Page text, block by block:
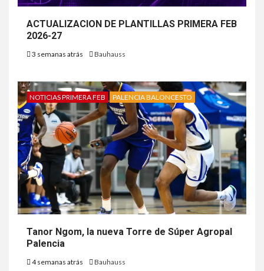
ACTUALIZACION DE PLANTILLAS PRIMERA FEB
2026-27
3 semanas atrás Bauhauss
NOTICIAS PRIMERA FEB PALENCIA BALONCESTO
Tanor Ngom, la nueva Torre de Súper Agropal
Palencia
4 semanas atrás Bauhauss